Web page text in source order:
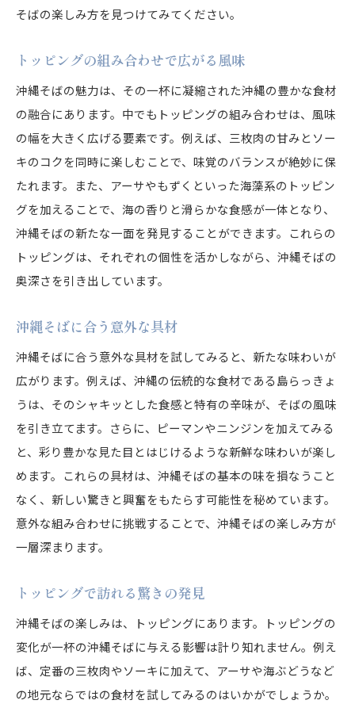
そばの楽しみ方を見つけてみてください。
トッピングの組み合わせで広がる風味
沖縄そばの魅力は、その一杯に凝縮された沖縄の豊かな食材
の融合にあります。中でもトッピングの組み合わせは、風味
の幅を大きく広げる要素です。例えば、三枚肉の甘みとソー
キのコクを同時に楽しむことで、味覚のバランスが絶妙に保
たれます。また、アーサやもずくといった海藻系のトッピン
グを加えることで、海の香りと滑らかな食感が一体となり、
沖縄そばの新たな一面を発見することができます。これらの
トッピングは、それぞれの個性を活かしながら、沖縄そばの
奥深さを引き出しています。
沖縄そばに合う意外な具材
沖縄そばに合う意外な具材を試してみると、新たな味わいが
広がります。例えば、沖縄の伝統的な食材である島らっきょ
うは、そのシャキッとした食感と特有の辛味が、そばの風味
を引き立てます。さらに、ピーマンやニンジンを加えてみる
と、彩り豊かな見た目とはじけるような新鮮な味わいが楽し
めます。これらの具材は、沖縄そばの基本の味を損なうこと
なく、新しい驚きと興奮をもたらす可能性を秘めています。
意外な組み合わせに挑戦することで、沖縄そばの楽しみ方が
一層深まります。
トッピングで訪れる驚きの発見
沖縄そばの楽しみは、トッピングにあります。トッピングの
変化が一杯の沖縄そばに与える影響は計り知れません。例え
ば、定番の三枚肉やソーキに加えて、アーサや海ぶどうなど
の地元ならではの食材を試してみるのはいかがでしょうか。